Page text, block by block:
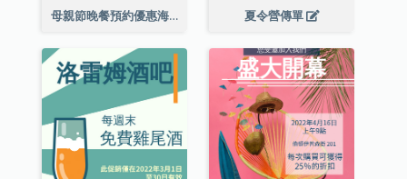
母親節晚餐預約優惠海報 夏令營傳單